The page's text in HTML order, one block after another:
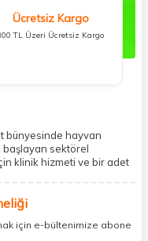
Ücretsiz Kargo
TL Üzeri Ücretsiz Kargo
bünyesinde hayvan
başlayan sektörel
klinik hizmeti ve bir adet
teslimatı garanti
ödeme seçenekleri ile
Sosyal
için e-bültenimize abone